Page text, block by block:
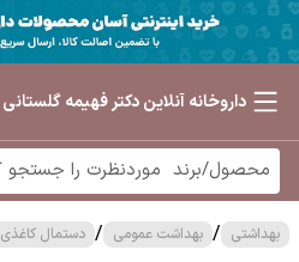
داروخانه آنلاین دکتر فهیمه گلستانی
بهداشتی / بهداشت عمومی / دستمال کاغذی